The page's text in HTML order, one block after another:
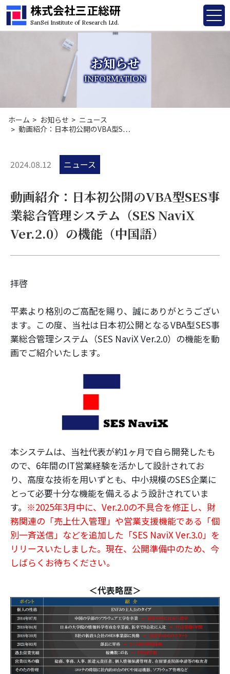
株式会社三正総研
SanSei Institute of Research Ltd.
お知らせ
INFORMATION
ホーム お知らせ
ニュース
動画紹介：日本初公開のVBA型S…
2024.08.12 ニュース
動画紹介：日本初公開のVBA型SES事
業総合管理システム（SES NaviX
Ver.2.0）の機能（中国語）
拝啓
平素より格別のご高配を賜り、誠にありがとうござい
ます。この度、当社は日本初公開となるVBA型SES事
業総合管理システム（SES NaviX Ver.2.0）の機能を動
画でご紹介いたします。
本システムは、当社代表が約1ヶ月で自ら開発したも
ので、6年間のIT営業経験を活かして設計されてお
り、高度な技術を用いずとも、中小規模のSES企業に
とって必要十分な機能を備えるよう設計されていま
す。 ※2025年3月中に、Ver.2.0の不具合を修正し、財
務関連の「売上仕入管理」や営業支援機能である「個
別一斉送信」などを追加した「SES NaviX Ver.3.0」を
リリースいたしました。現在、公開準備中のため、今
しばらくお待ちください。
＜代表略歴＞